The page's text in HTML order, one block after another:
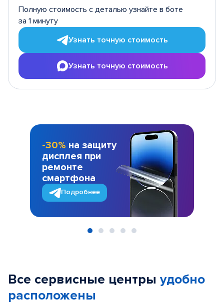
Полную стоимость с деталью узнайте в боте
за 1 минуту
Узнать точную стоимость
Узнать точную стоимость
-30% на защиту
дисплея при
ремонте
смартфона
Подробнее
Все сервисные центры удобно
расположены